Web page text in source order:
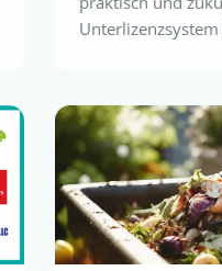
zu übertragen.
Hersteller und
Inverkehrbringer
Inverkehrbringer
individuellen
zusätzliche
durchzuführen.